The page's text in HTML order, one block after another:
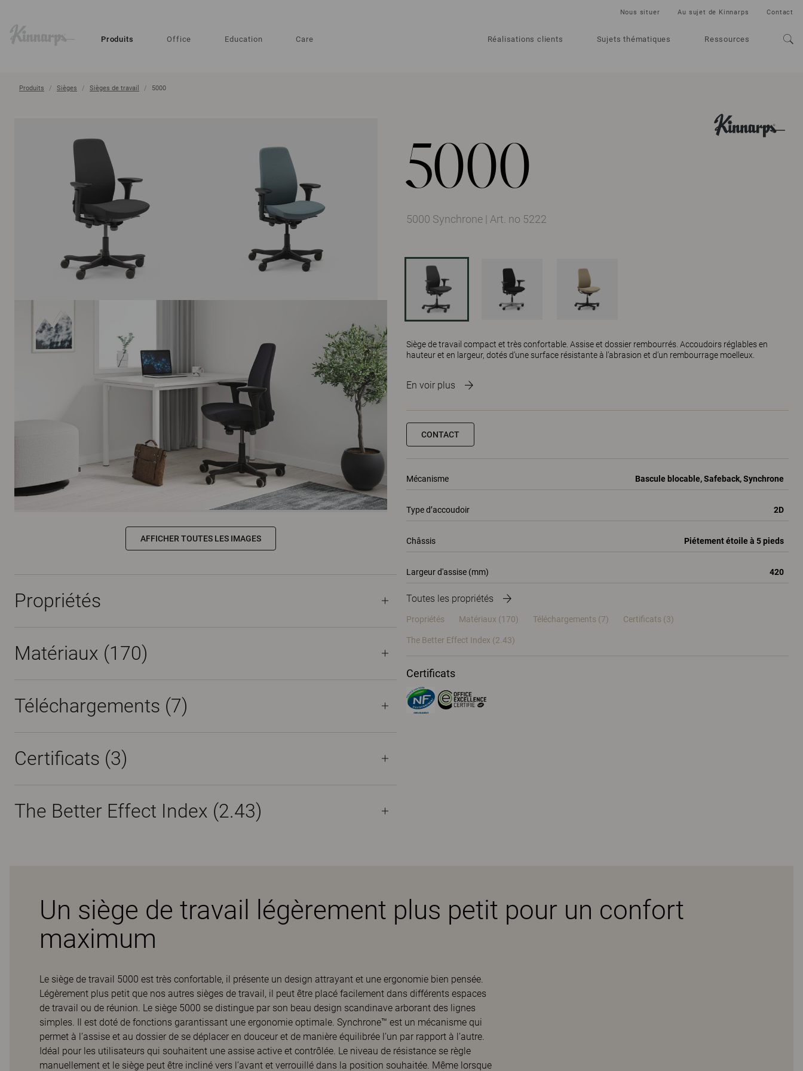
Produits Office Education Care Réalisations clients Sujets thématiques Ressources
Nous situer Au sujet de Kinnarps Contact
Produits Sièges Sièges de travail 5000
5000
5000 Synchrone | Art. no 5222
Siège de travail compact et très confortable. Assise et dossier rembourrés. Accoudoirs réglables en
hauteur et en largeur, dotés d’une surface résistante à l’abrasion et d’un rembourrage moelleux.
En voir plus
CONTACT
Mécanisme Bascule blocable, Safeback, Synchrone
Type d’accoudoir 2D
Châssis Piétement étoile à 5 pieds
Largeur d'assise (mm) 420
Toutes les propriétés
Propriétés Matériaux (170) Téléchargements (7) Certificats (3)
The Better Effect Index (2.43)
Certificats
AFFICHER TOUTES LES IMAGES
Propriétés
Matériaux (170)
Téléchargements (7)
Certificats (3)
The Better Effect Index (2.43)
Un siège de travail légèrement plus petit pour un confort
maximum
Le siège de travail 5000 est très confortable, il présente un design attrayant et une ergonomie bien pensée.
Légèrement plus petit que nos autres sièges de travail, il peut être placé facilement dans différents espaces
de travail ou de réunion. Le siège 5000 se distingue par son beau design scandinave arborant des lignes
simples. Il est doté de fonctions garantissant une ergonomie optimale. Synchrone™ est un mécanisme qui
permet à l’assise et au dossier de se déplacer en douceur et de manière équilibrée l’un par rapport à l’autre.
Idéal pour les utilisateurs qui souhaitent une assise active et contrôlée. Le niveau de résistance se règle
manuellement et le siège peut être incliné vers l’avant et verrouillé dans la position souhaitée. Même lorsque